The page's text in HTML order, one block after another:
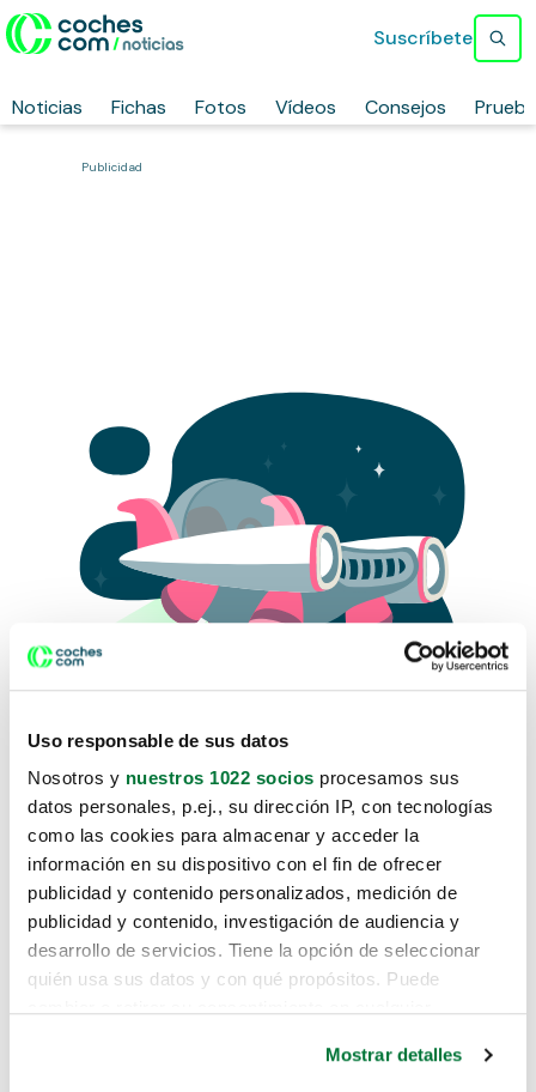
Uso responsable de sus datos
Nosotros y nuestros 1022 socios procesamos sus
datos personales, p.ej., su dirección IP, con tecnologías
como las cookies para almacenar y acceder la
información en su dispositivo con el fin de ofrecer
publicidad y contenido personalizados, medición de
publicidad y contenido, investigación de audiencia y
desarrollo de servicios. Tiene la opción de seleccionar
quién usa sus datos y con qué propósitos. Puede
Mostrar detalles
Noticias Fichas Fotos Vídeos Consejos
Suscríbete
Publicidad
Lo sentimos, no sabemos como
te hemos traido hasta aquí.
Pero puedes encontrar el coche que estás
buscando en alguno de estos enlaces: